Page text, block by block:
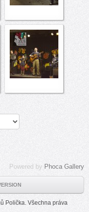
Powered by Phoca Gallery
Polička. Všechna práva